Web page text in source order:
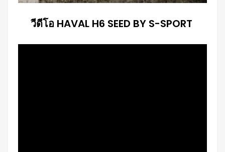
วีดีโอ HAVAL H6 SEED BY S-SPORT